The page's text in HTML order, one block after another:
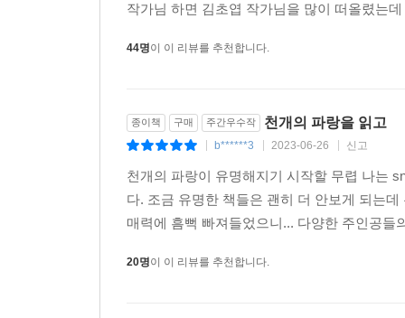
작가님 하면 김초엽 작가님을 많이 떠올렸는
44명이 이 리뷰를 추천합니다.
종이책 구매 주간우수작 천개의 파랑을 읽고
b******3 2023-06-26 신고
천개의 파랑이 유명해지기 시작할 무렵 나는
다. 조금 유명한 책들은 괜히 더 안보게 되는
매력에 흠뻑 빠져들었으니... 다양한 주인공
20명이 이 리뷰를 추천합니다.